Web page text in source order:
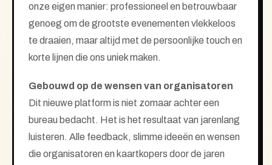
onze eigen manier: professioneel en betrouwbaar
genoeg om de grootste evenementen vlekkeloos
te draaien, maar altijd met de persoonlijke touch en
korte lijnen die ons uniek maken.
Gebouwd op de wensen van organisatoren
Dit nieuwe platform is niet zomaar achter een
bureau bedacht. Het is het resultaat van jarenlang
luisteren. Alle feedback, slimme ideeën en wensen
die organisatoren en kaartkopers door de jaren